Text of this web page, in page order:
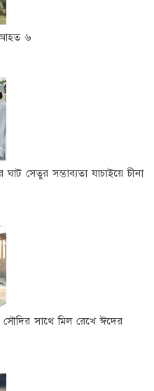
আহত ৬
ঘাট সেতুর সম্ভাব্যতা যাচাইয়ে চীনা
সৌদির সাথে মিল রেখে ঈদের